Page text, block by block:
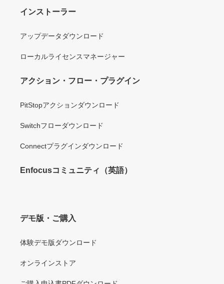
インストーラー
アップデータダウンロード
ローカルライセンスマネージャー
アクション・フロー・プラグイン
PitStopアクションダウンロード
Switchフローダウンロード
Connectプラグインダウンロード
Enfocusコミュニティ（英語）
デモ版・ご購入
体験デモ版ダウンロード
オンラインストア